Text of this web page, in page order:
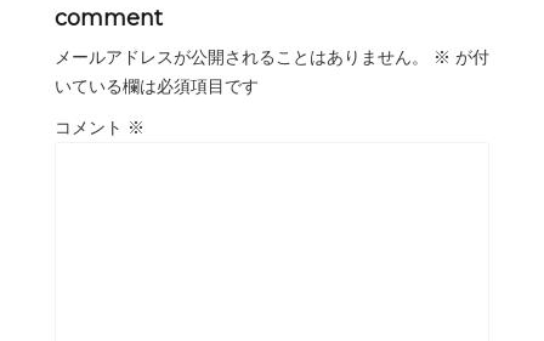
comment
メールアドレスが公開されることはありません。 ※ が付
いている欄は必須項目です
コメント ※